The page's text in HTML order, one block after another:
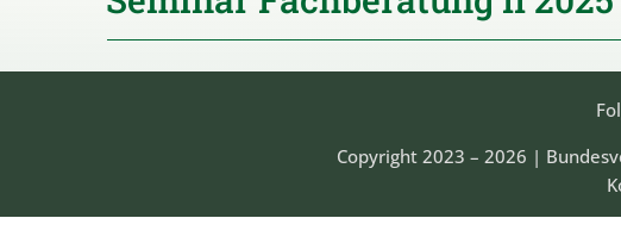
Copyright 2023 – 2026 |